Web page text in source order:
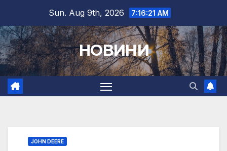
content
Sun. Aug 9th, 2026 7:16:22 AM
НОВИНИ
JOHN DEERE